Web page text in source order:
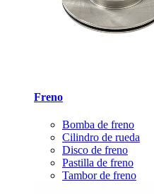
Freno
Bomba de freno
Cilindro de rueda
Disco de freno
Pastilla de freno
Tambor de freno